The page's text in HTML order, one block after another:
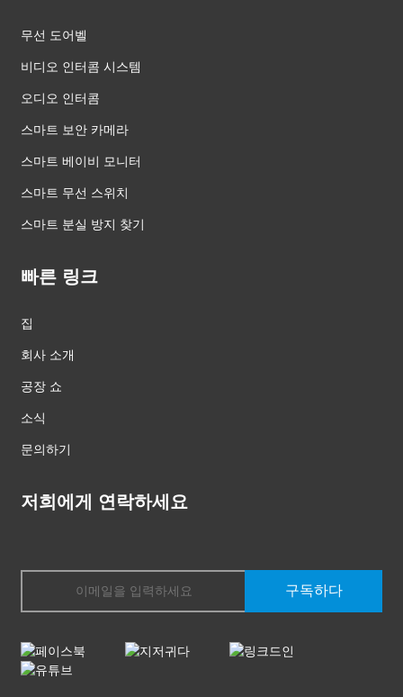
무선 도어벨
비디오 인터콤 시스템
오디오 인터콤
스마트 보안 카메라
스마트 베이비 모니터
스마트 무선 스위치
스마트 분실 방지 찾기
빠른 링크
집
회사 소개
공장 쇼
소식
문의하기
저희에게 연락하세요
구독하다